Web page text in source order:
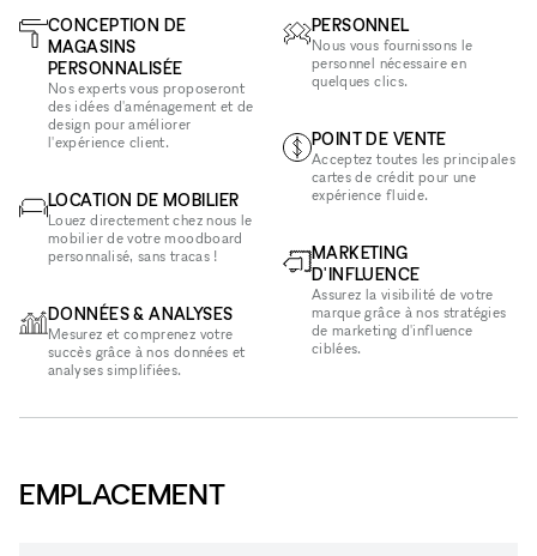
CONCEPTION DE
MAGASINS
PERSONNALISÉE
Nos experts vous proposeront
des idées d'aménagement et de
design pour améliorer
l'expérience client.
LOCATION DE MOBILIER
Louez directement chez nous le
mobilier de votre moodboard
personnalisé, sans tracas !
DONNÉES & ANALYSES
Mesurez et comprenez votre
succès grâce à nos données et
analyses simplifiées.
PERSONNEL
Nous vous fournissons le
personnel nécessaire en
quelques clics.
POINT DE VENTE
Acceptez toutes les principales
cartes de crédit pour une
expérience fluide.
MARKETING
D'INFLUENCE
Assurez la visibilité de votre
marque grâce à nos stratégies
de marketing d'influence
ciblées.
EMPLACEMENT